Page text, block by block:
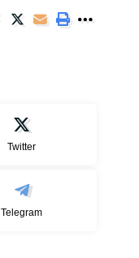
Twitter
Telegram